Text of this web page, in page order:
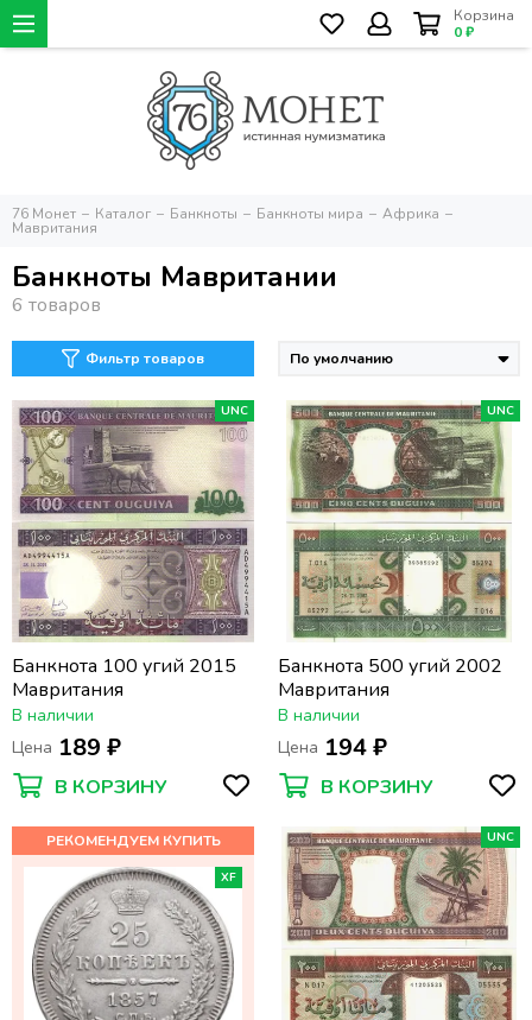
Корзина
0 ₽
76 Монет Каталог Банкноты Банкноты мира Африка
Мавритания
Банкноты Мавритании
Фильтр товаров
UNC
Банкнота 100 угий 2015
Мавритания
В наличии
Цена 189 ₽
В КОРЗИНУ
UNC
Банкнота 500 угий 2002
Мавритания
В наличии
Цена 194 ₽
В КОРЗИНУ
XF
UNC